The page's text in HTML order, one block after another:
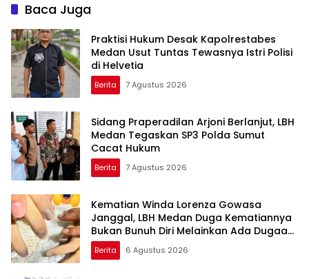
Baca Juga
Praktisi Hukum Desak Kapolrestabes
Medan Usut Tuntas Tewasnya Istri Polisi
di Helvetia
Berita 7 Agustus 2026
Sidang Praperadilan Arjoni Berlanjut, LBH
Medan Tegaskan SP3 Polda Sumut
Cacat Hukum
Berita 7 Agustus 2026
Kematian Winda Lorenza Gowasa
Janggal, LBH Medan Duga Kematiannya
Bukan Bunuh Diri Melainkan Ada Dugaan
Tundak Pidana
Berita 6 Agustus 2026